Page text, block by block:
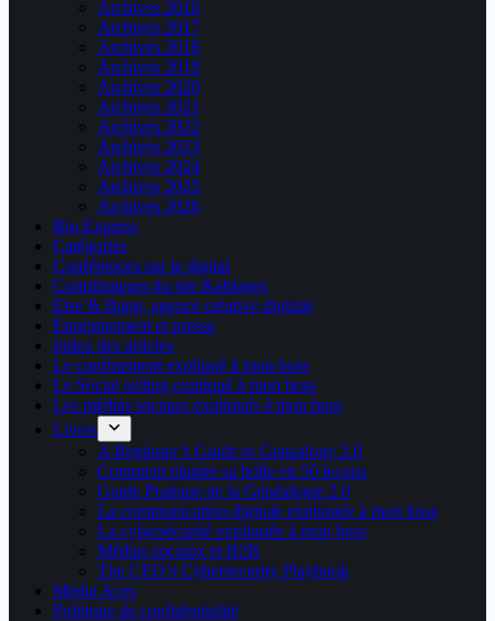
Archives 2016
Archives 2017
Archives 2018
Archives 2019
Archives 2020
Archives 2021
Archives 2022
Archives 2023
Archives 2024
Archives 2025
Archives 2026
Bio Express
Catégories
Conférences sur le digital
Contributeurs du site Kablages
Else & Bang, agence créative digitale
Enseignement et presse
Index des articles
Le confinement expliqué à mon boss
Le Social selling expliqué à mon boss
Les médias sociaux expliqués à mon boss
Livres
A Beginner’s Guide to Genealogy 2.0
Comment planter sa boîte en 50 leçons
Guide Pratique de la Généalogie 2.0
La communication digitale expliquée à mon boss
La cybersécurité expliquée à mon boss
Médias sociaux et B2B
The CEO’s Cybersecurity Playbook
Media Aces
Politique de confidentialité